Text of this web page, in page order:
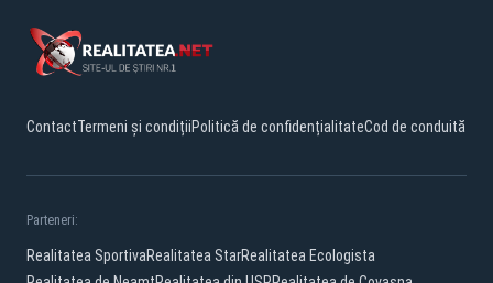
ContactTermeni și condițiiPolitică de confidențialitateCod de conduită
Parteneri:
Realitatea SportivaRealitatea StarRealitatea Ecologista